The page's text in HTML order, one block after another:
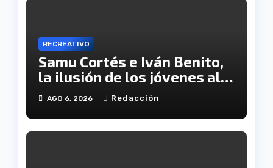
RECREATIVO
Samu Cortés e Iván Benito,
la ilusión de los jóvenes al
servicio del Decano
AGO 6, 2026 Redacción